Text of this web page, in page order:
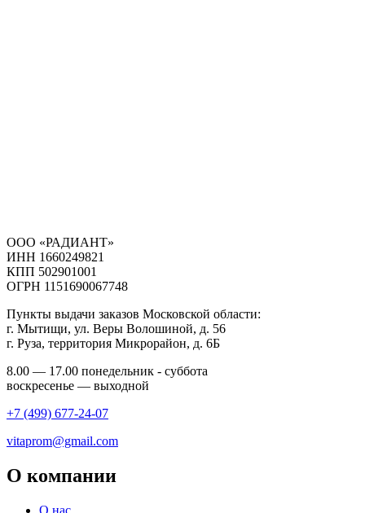
ООО «РАДИАНТ»
ИНН 1660249821
КПП 502901001
ОГРН 1151690067748
Пункты выдачи заказов Московской области:
г. Мытищи, ул. Веры Волошиной, д. 56
г. Руза, территория Микрорайон, д. 6Б
8.00 — 17.00 понедельник - суббота
воскресенье — выходной
+7 (499) 677-24-07
vitaprom@gmail.com
О компании
О нас